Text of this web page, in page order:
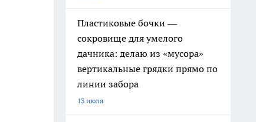
Пластиковые бочки —
сокровище для умелого
дачника: делаю из «мусора»
вертикальные грядки прямо по
линии забора
13 июля